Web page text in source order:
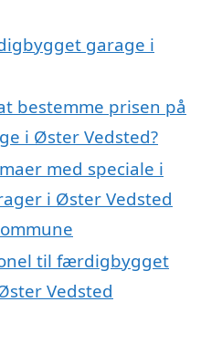
garage i
bestemme prisen på
i Øster Vedsted?
med speciale i
i Øster Vedsted
til færdigbygget
Vedsted